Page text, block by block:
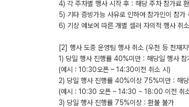
4) 각 주차별 행사 시작 후 : 해당 주차 참가료
5) 기타 증빙가능 사유로 인하여 참가인이 참가
6) 기상 예보에 따른 개별 셀러 자의적 행사 취
[2] 행사 도중 운영팀 행사 취소 (우천 등 천재
1) 당일 행사 진행률 40%미만 : 해당일 행사
(예시 : 10:30오픈 – 14:30이전 취소 시)
2) 당일 행사 진행률 40%이상 75%미만 : 해
(예시 : 10:30 오픈 – 14:30 ~ 18:00 이전 취
3) 당일 행사 진행률 75%이상 : 환불 불가